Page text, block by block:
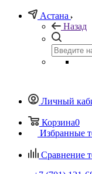
Астана
Назад
Личный
Корзина0
Избранные
Сравнение